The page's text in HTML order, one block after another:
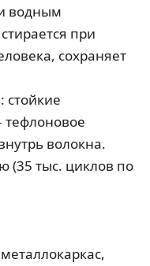
водным
при
сохраняет
стойкие
тефлоновое
волокна.
(35 тыс. циклов по